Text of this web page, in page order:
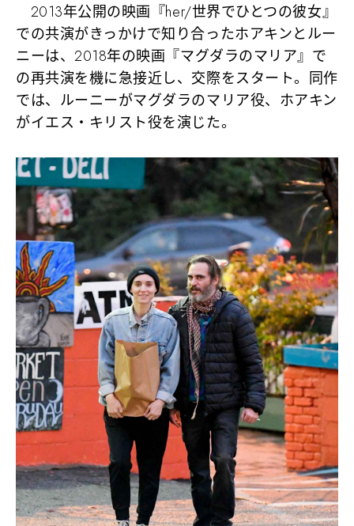
2013年公開の映画『her/世界でひとつの彼女』
での共演がきっかけで知り合ったホアキンとルー
ニーは、2018年の映画『マグダラのマリア』で
の再共演を機に急接近し、交際をスタート。同作
では、ルーニーがマグダラのマリア役、ホアキン
がイエス・キリスト役を演じた。